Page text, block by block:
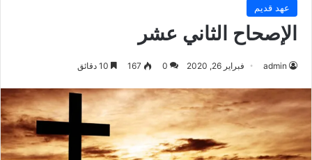
عهد قديم
الإصحاح الثاني عشر
admin فبراير 26, 2020 0
167